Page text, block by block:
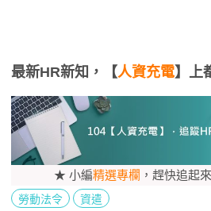
最新HR新知，【人資充電】上
★ 小編精選專欄 ，趕快追起
勞動法令 資遣